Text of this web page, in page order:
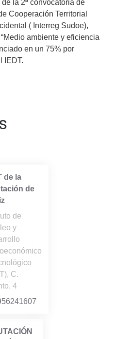
la 2ª convocatoria de
Cooperación Territorial
( Interreg Sudoe),
ambiente y eficiencia
en un 75% por
IEDT.
de la
de
de
y
C.
4